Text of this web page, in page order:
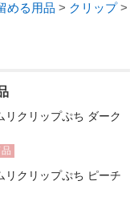
める用品 > クリップ >
リクリップぷち ダーク
リクリップぷち ピーチ